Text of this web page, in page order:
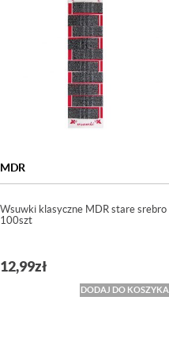
MDR
Wsuwki klasyczne MDR stare srebro
100szt
12,99zł
DODAJ DO KOSZYKA